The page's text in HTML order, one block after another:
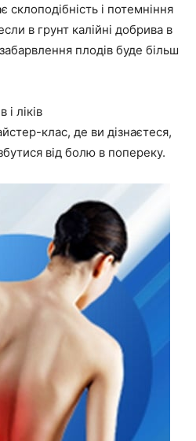
склоподібність і потемніння
в грунт калійні добрива в
плодів буде більш
ліків
клас, де ви дізнаєтеся,
від болю в попереку.